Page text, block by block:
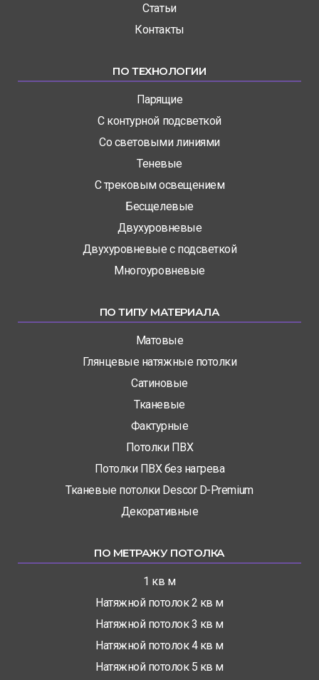
Статьи
Контакты
ПО ТЕХНОЛОГИИ
Парящие
С контурной подсветкой
Со световыми линиями
Теневые
С трековым освещением
Бесщелевые
Двухуровневые
Двухуровневые с подсветкой
Многоуровневые
ПО ТИПУ МАТЕРИАЛА
Матовые
Глянцевые натяжные потолки
Сатиновые
Тканевые
Фактурные
Потолки ПВХ
Потолки ПВХ без нагрева
Тканевые потолки Descor D-Premium
Декоративные
ПО МЕТРАЖУ ПОТОЛКА
1 кв м
Натяжной потолок 2 кв м
Натяжной потолок 3 кв м
Натяжной потолок 4 кв м
Натяжной потолок 5 кв м